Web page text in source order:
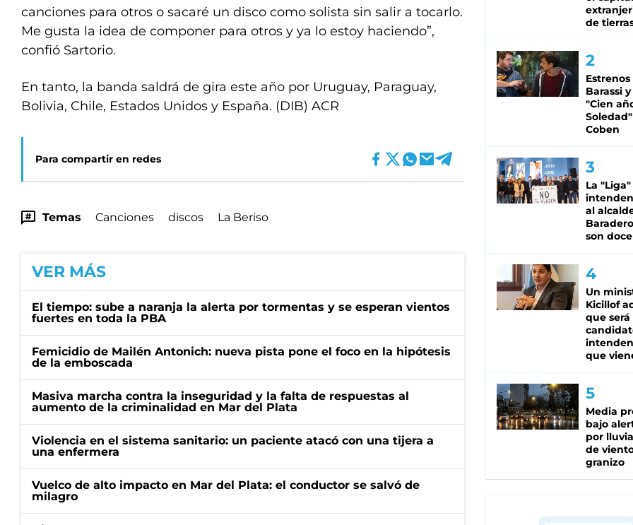
canciones para otros o sacaré un disco como solista sin salir a tocarlo.
Me gusta la idea de componer para otros y ya lo estoy haciendo”,
confió Sartorio.
En tanto, la banda saldrá de gira este año por Uruguay, Paraguay,
Bolivia, Chile, Estados Unidos y España. (DIB) ACR
Para compartir en redes
Temas Canciones discos La Beriso
VER MÁS
El tiempo: sube a naranja la alerta por tormentas y se esperan vientos
fuertes en toda la PBA
Femicidio de Mailén Antonich: nueva pista pone el foco en la hipótesis
de la emboscada
Masiva marcha contra la inseguridad y la falta de respuestas al
aumento de la criminalidad en Mar del Plata
Violencia en el sistema sanitario: un paciente atacó con una tijera a
una enfermera
Vuelco de alto impacto en Mar del Plata: el conductor se salvó de
milagro
de
Estrenos
Barassi
"Cien
Coben
La
al
son doce
Un
Kicillof
que será
que
Media
bajo
por
de
granizo